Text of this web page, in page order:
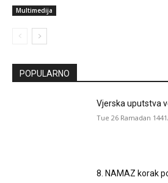
Multimedija
POPULARNO
Vjerska uputstva
Tue 26 Ramadan
8. NAMAZ korak